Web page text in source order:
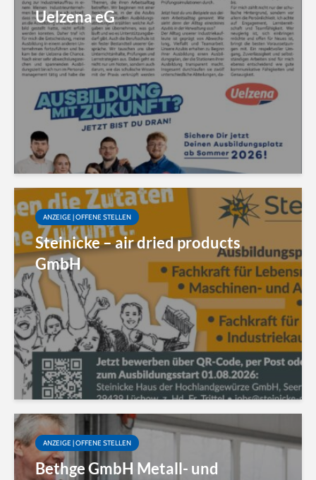
Uelzena eG
ANZEIGE | OFFENE STELLEN
Steinicke – air dried products
GmbH
ANZEIGE | OFFENE STELLEN
Bethge GmbH Metall- und